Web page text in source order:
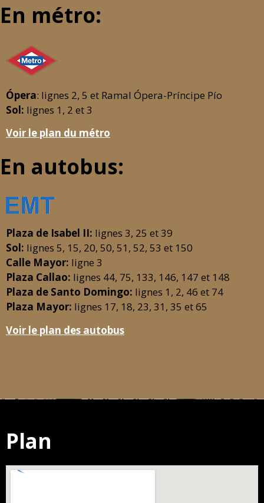
En métro:
Ópera: lignes 2, 5 et Ramal Ópera-Príncipe Pío
Sol: lignes 1, 2 et 3
Voir le plan du métro
En autobus:
Plaza de Isabel II: lignes 3, 25 et 39
Sol: lignes 5, 15, 20, 50, 51, 52, 53 et 150
Calle Mayor: ligne 3
Plaza Callao: lignes 44, 75, 133, 146, 147 et 148
Plaza de Santo Domingo: lignes 1, 2, 46 et 74
Plaza Mayor: lignes 17, 18, 23, 31, 35 et 65
Voir le plan des autobus
Plan